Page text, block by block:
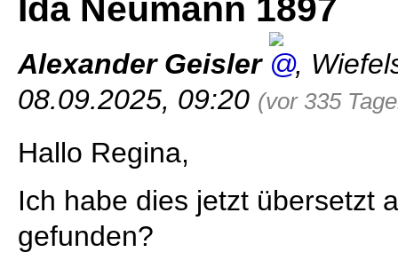
Ida Neumann 1897
Alexander Geisler ,
08.09.2025, 09:20 (vor 335
Hallo Regina,
Ich habe dies jetzt übersetzt
gefunden?